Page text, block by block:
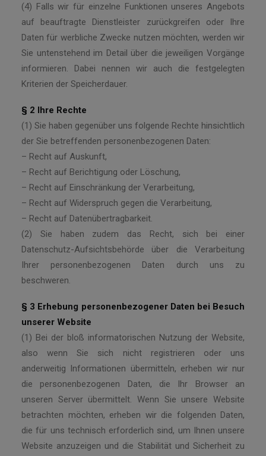
(4) Falls wir für einzelne Funktionen unseres Angebots
auf beauftragte Dienstleister zurückgreifen oder Ihre
Daten für werbliche Zwecke nutzen möchten, werden wir
Sie untenstehend im Detail über die jeweiligen Vorgänge
informieren. Dabei nennen wir auch die festgelegten
Kriterien der Speicherdauer.
§ 2 Ihre Rechte
(1) Sie haben gegenüber uns folgende Rechte hinsichtlich
der Sie betreffenden personenbezogenen Daten:
– Recht auf Auskunft,
– Recht auf Berichtigung oder Löschung,
– Recht auf Einschränkung der Verarbeitung,
– Recht auf Widerspruch gegen die Verarbeitung,
– Recht auf Datenübertragbarkeit.
(2) Sie haben zudem das Recht, sich bei einer
Datenschutz-Aufsichtsbehörde über die Verarbeitung
Ihrer personenbezogenen Daten durch uns zu
beschweren.
§ 3 Erhebung personenbezogener Daten bei Besuch
unserer Website
(1) Bei der bloß informatorischen Nutzung der Website,
also wenn Sie sich nicht registrieren oder uns
anderweitig Informationen übermitteln, erheben wir nur
die personenbezogenen Daten, die Ihr Browser an
unseren Server übermittelt. Wenn Sie unsere Website
betrachten möchten, erheben wir die folgenden Daten,
die für uns technisch erforderlich sind, um Ihnen unsere
Website anzuzeigen und die Stabilität und Sicherheit zu